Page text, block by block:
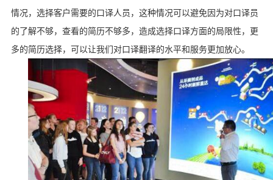
情况，选择客户需要的口译人员，这种情况可以避免因为对口译员
的了解不够，查看的简历不够多，造成选择口译方面的局限性，更
多的简历选择，可以让我们对口译翻译的水平和服务更加放心。